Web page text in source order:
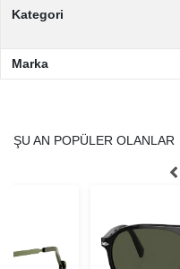
Kategori
Marka
ŞU AN POPÜLER OLANLAR